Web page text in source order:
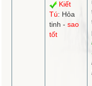
Kiết
Tú: Hỏa
tinh - sao
tốt